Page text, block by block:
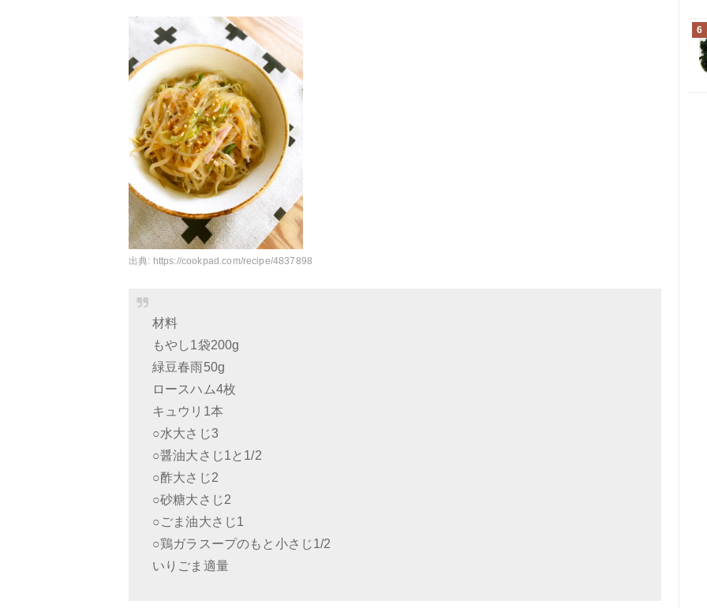
出典: https://cookpad.com/recipe/4837898
材料
もやし1袋200g
緑豆春雨50g
ロースハム4枚
キュウリ1本
○水大さじ3
○醤油大さじ1と1/2
○酢大さじ2
○砂糖大さじ2
○ごま油大さじ1
○鶏ガラスープのもと小さじ1/2
いりごま適量
6